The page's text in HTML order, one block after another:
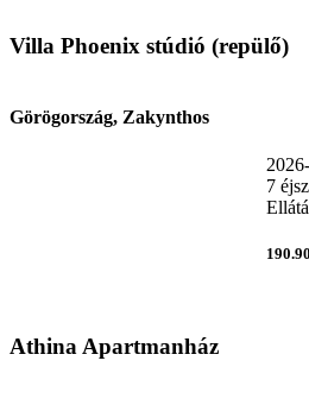
Villa Phoenix stúdió (repülő)
Görögország, Zakynthos
7
Athina Apartmanház